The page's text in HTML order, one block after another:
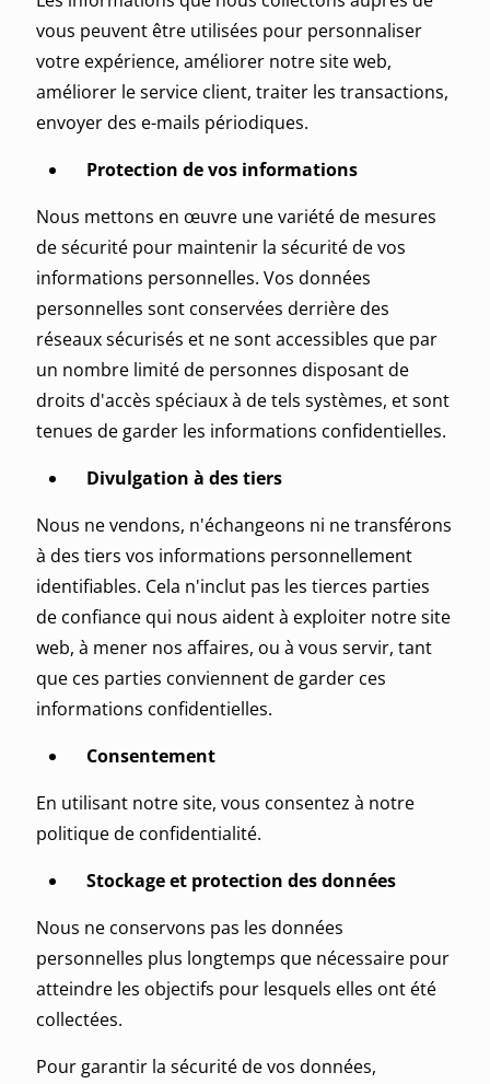
vous peuvent être utilisées pour personnaliser
votre expérience, améliorer notre site web,
améliorer le service client, traiter les transactions,
envoyer des e-mails périodiques.
Protection de vos informations
Nous mettons en œuvre une variété de mesures
de sécurité pour maintenir la sécurité de vos
informations personnelles. Vos données
personnelles sont conservées derrière des
réseaux sécurisés et ne sont accessibles que par
un nombre limité de personnes disposant de
droits d'accès spéciaux à de tels systèmes, et sont
tenues de garder les informations confidentielles.
Divulgation à des tiers
Nous ne vendons, n'échangeons ni ne transférons
à des tiers vos informations personnellement
identifiables. Cela n'inclut pas les tierces parties
de confiance qui nous aident à exploiter notre site
web, à mener nos affaires, ou à vous servir, tant
que ces parties conviennent de garder ces
informations confidentielles.
Consentement
En utilisant notre site, vous consentez à notre
politique de confidentialité.
Stockage et protection des données
Nous ne conservons pas les données
personnelles plus longtemps que nécessaire pour
atteindre les objectifs pour lesquels elles ont été
collectées.
Pour garantir la sécurité de vos données,